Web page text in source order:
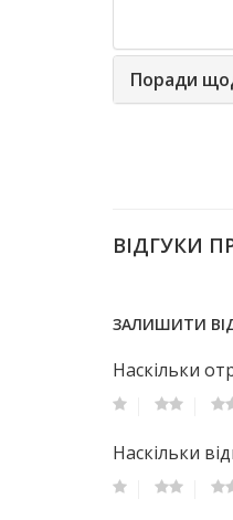
Поради
ВІДГУКИ
ЗАЛИШИТИ
Наскільки
Наскільки